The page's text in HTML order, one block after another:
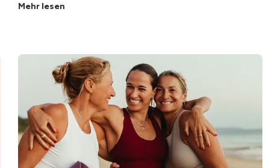
Mehr lesen